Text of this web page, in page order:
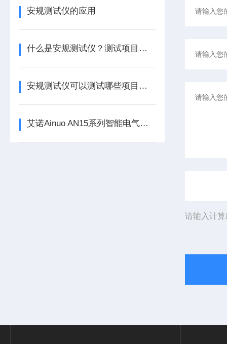
安规测试仪的应用
什么是安规测试仪？测试项目又有哪些呢？
安规测试仪可以测试哪些项目呢？看看本篇吧
艾诺Ainuo AN15系列智能电气安全性能综合分析仪
请输入计